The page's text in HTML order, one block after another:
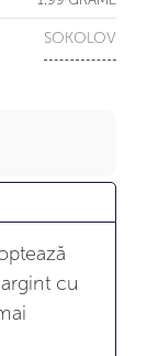
SOKOLOV
cu